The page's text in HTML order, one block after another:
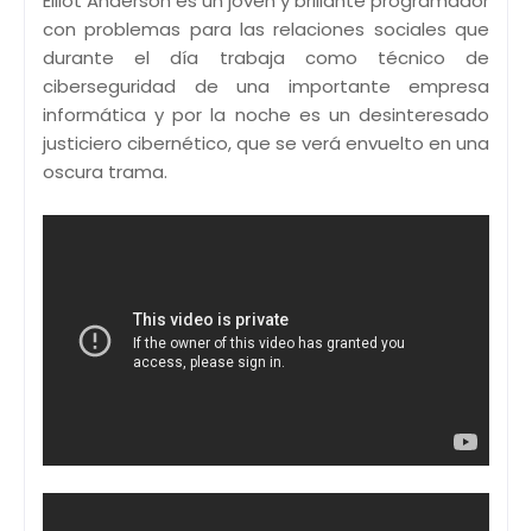
con problemas para las relaciones sociales que
durante el día trabaja como técnico de
ciberseguridad de una importante empresa
informática y por la noche es un desinteresado
justiciero cibernético, que se verá envuelto en una
oscura trama.